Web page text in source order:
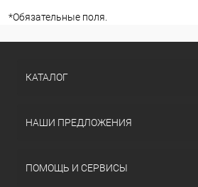
*Обязательные поля.
КАТАЛОГ
НАШИ ПРЕДЛОЖЕНИЯ
ПОМОЩЬ И СЕРВИСЫ